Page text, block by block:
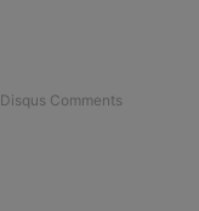
Disqus Comments